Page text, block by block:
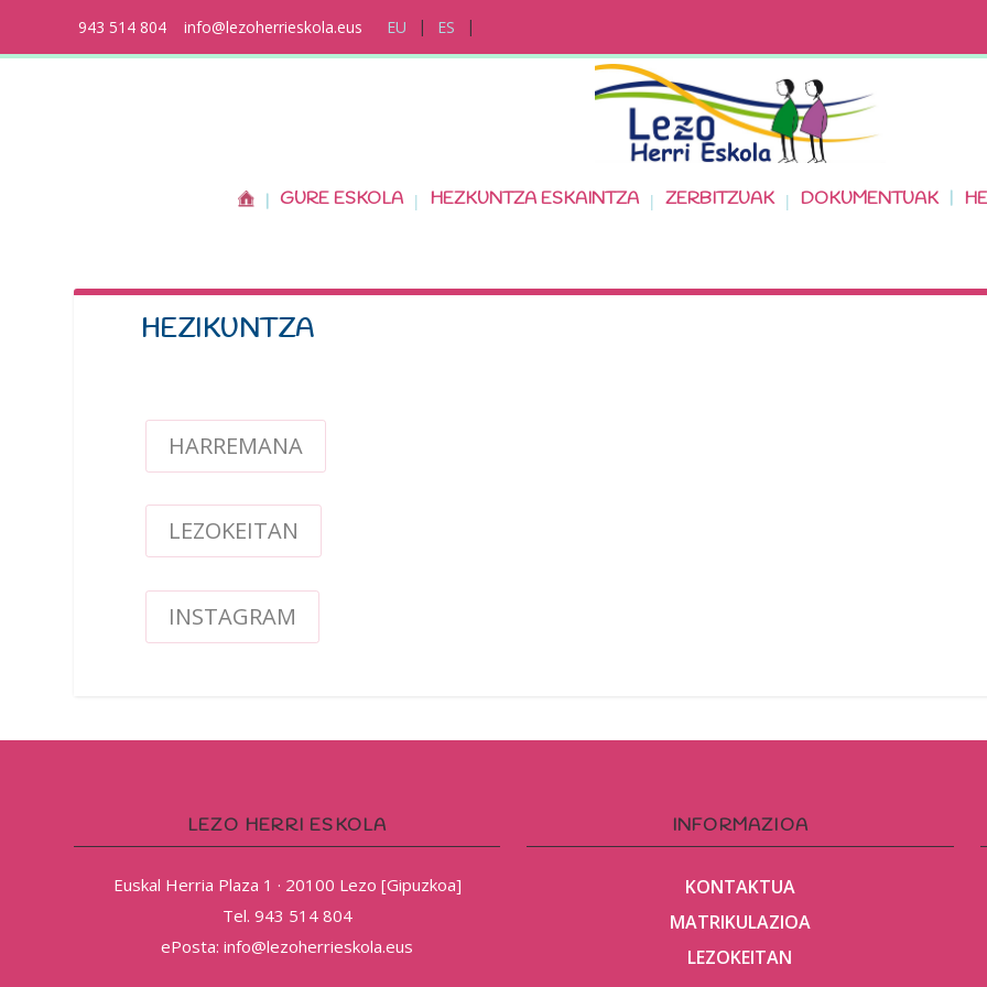
943 514 804 info@lezoherrieskola.eus EU ES
GURE ESKOLA HEZKUNTZA ESKAINTZA ZERBITZUAK DOKUMENTUAK
HEZIKUNTZA
HARREMANA
LEZOKEITAN
INSTAGRAM
LEZO HERRI ESKOLA
Euskal Herria Plaza 1 · 20100 Lezo [Gipuzkoa]
Tel. 943 514 804
ePosta: info@lezoherrieskola.eus
INFORMAZIOA
KONTAKTUA
MATRIKULAZIOA
LEZOKEITAN